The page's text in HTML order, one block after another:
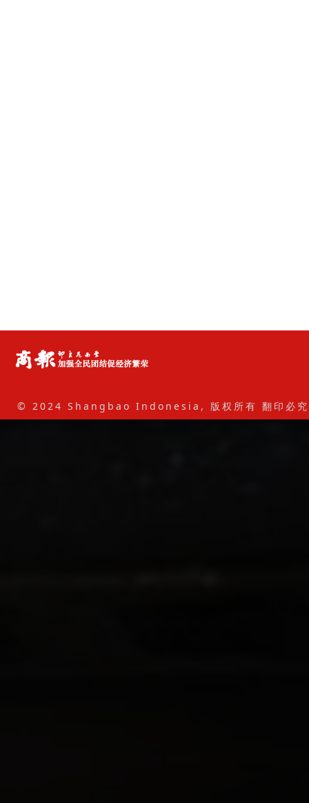
© 2024 Shangbao Indonesia, 版权所有 翻印必